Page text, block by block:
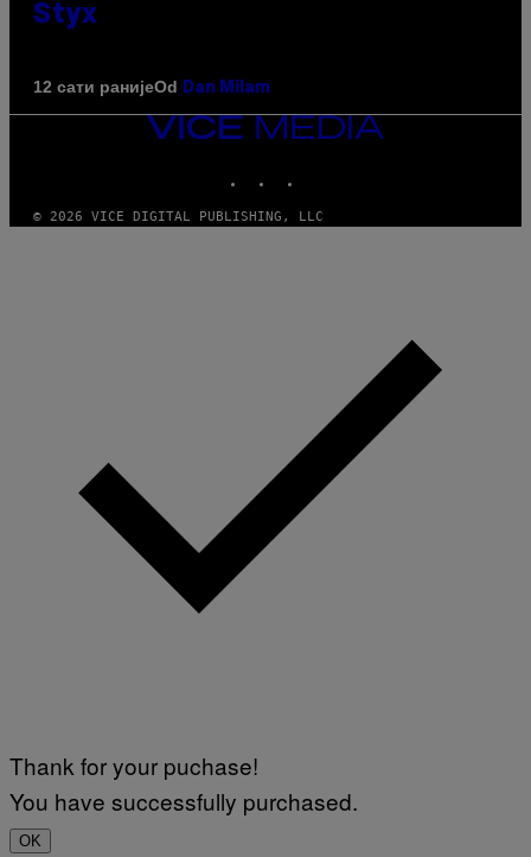
Styx
12 сати ранијеOd Dan Milam
VICE
MEDIA
© 2026 VICE DIGITAL PUBLISHING, LLC
Thank for your puchase!
You have successfully purchased.
OK